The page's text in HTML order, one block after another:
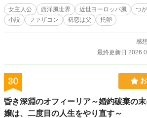
なので、すっきりしたい方にはお勧めできません。 ※『私の、虐げられていた
親友の幸せな結婚』のキャラが登場していますが、何
い設定に矛盾を見つけた際は「パラレルワールド的な
増えたので『私の、虐げられて～』を読んでおくと
女主人公 西洋風世界 近世ヨーロッパ風 つ
小説
ファザコン 初恋は父 托卵
感
最終更新日
30
昏き深淵のオフィーリア～婚約破棄の
嬢は、二度目の人生をやり直す～